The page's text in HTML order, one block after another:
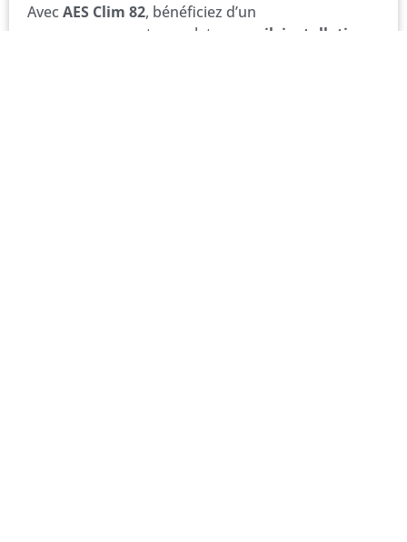
Avec AES Clim 82, bénéficiez d’un
accompagnement complet :
conseil, installation,